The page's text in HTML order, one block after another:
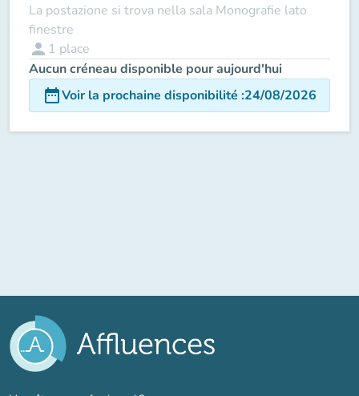
La postazione si trova nella sala Monografie lato
finestre
person 1 place
Aucun créneau disponible pour aujourd'hui
date_rangeVoir la prochaine disponibilité :24/08/2026